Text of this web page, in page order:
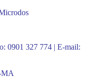
0901 327 774 | E-mail:
MA